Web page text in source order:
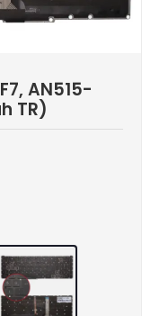
AN515-
TR)